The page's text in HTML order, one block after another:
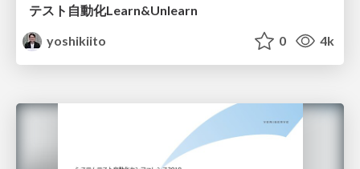
テスト自動化Learn&Unlearn
yoshikiito
0 4k